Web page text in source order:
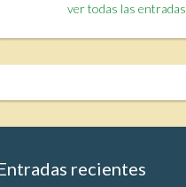
ver todas las entradas
recientes